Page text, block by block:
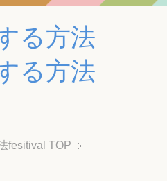
る方法
る方法
fesitival TOP